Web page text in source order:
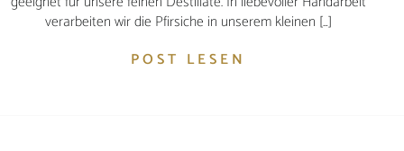
verarbeiten wir die Pfirsiche in unserem kleinen […]
POST LESEN